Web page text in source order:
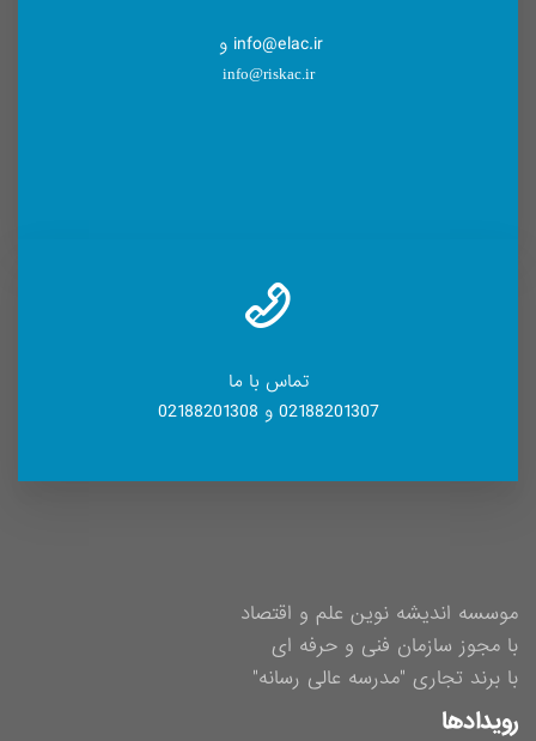
info@elac.ir و
info@riskac.ir
تماس با ما
02188201307 و 02188201308
موسسه اندیشه نوین علم و اقتصاد
با مجوز سازمان فنی و حرفه ای
با برند تجاری "مدرسه عالی رسانه"
رویدادها